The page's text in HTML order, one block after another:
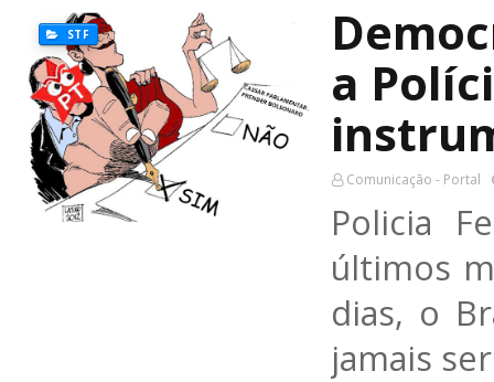
STF
a
Comunicação - Portal
Policia
últimos
dias, o
jamais